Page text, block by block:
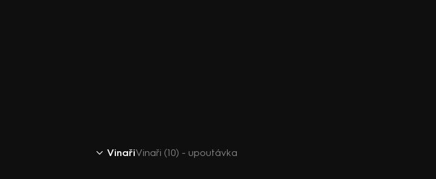
VinařiVinaři (10) - upoutávka